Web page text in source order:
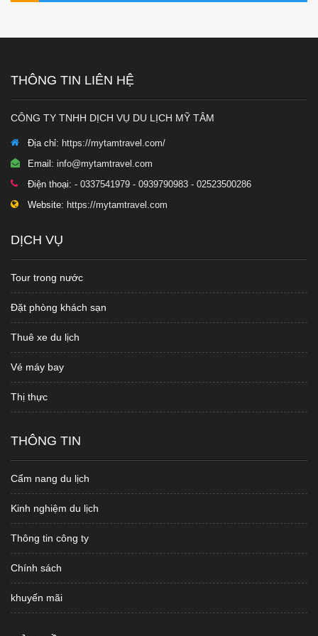
THÔNG TIN LIÊN HỆ
CÔNG TY TNHH DỊCH VỤ DU LỊCH MỸ TÂM
Địa chỉ: https://mytamtravel.com/
Email: info@mytamtravel.com
Điện thoại: - 0337541979 - 0939790983 - 02523500286
Website: https://mytamtravel.com
DỊCH VỤ
Tour trong nước
Đặt phòng khách sạn
Thuê xe du lịch
Vé máy bay
Thị thực
THÔNG TIN
Cẩm nang du lịch
Kinh nghiệm du lịch
Thông tin công ty
Chính sách
khuyến mãi